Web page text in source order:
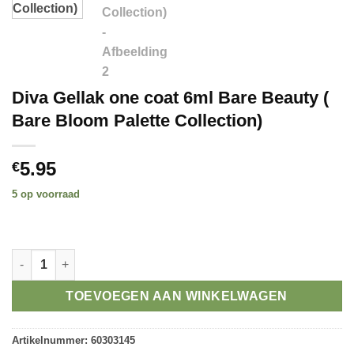
Diva Gellak one coat 6ml Bare Beauty (
Bare Bloom Palette Collection)
€5.95
5 op voorraad
Diva Gellak one coat 6ml Bare Beauty ( Bare Bloom Palette
TOEVOEGEN AAN WINKELWAGEN
Artikelnummer: 60303145